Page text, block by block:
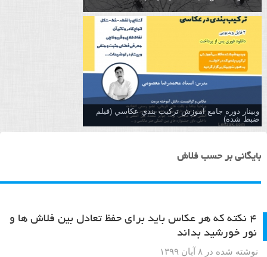
وبینار دوره جامع آموزش تركيب بندي عكاسي (فیلم
ضبط شده)
بایگانی بر حسب فلاش
۴ نکته که هر عکاس باید برای حفظ تعادل بین فلاش ها و
نور خورشید بداند
نوشته شده در ۸ آبان ۱۳۹۹